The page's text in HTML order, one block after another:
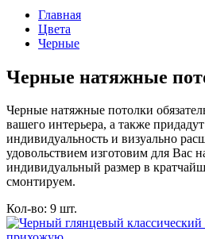
Главная
Цвета
Черные
Черные натяжные
Черные натяжные потолки
вашего интерьера, а также
индивидуальность и визуально
удовольствием изготовим для Вас
индивидуальный размер в
смонтируем.
Кол-во: 9 шт.